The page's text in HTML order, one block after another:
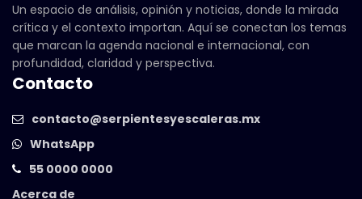
Un espacio de análisis, opinión y noticias, donde la mirada
crítica y el contexto importan. Aquí se conectan los temas
que marcan la agenda nacional e internacional, con
profundidad, claridad y perspectiva.
Contacto
contacto@serpientesyescaleras.mx
WhatsApp
55 0000 0000
Acerca de